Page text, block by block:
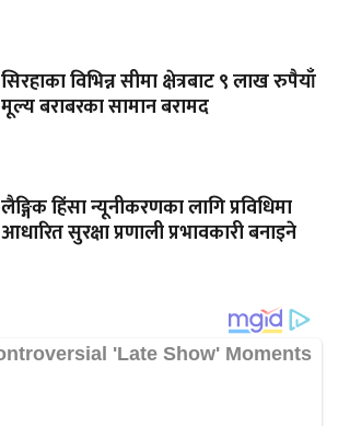
सिरहाका विभिन्न सीमा क्षेत्रबाट ९ लाख रुपैयाँ
मूल्य बराबरका सामान बरामद
लैङ्गिक हिंसा न्यूनीकरणका लागि प्रविधिमा
आधारित सुरक्षा प्रणाली प्रभावकारी बनाइने